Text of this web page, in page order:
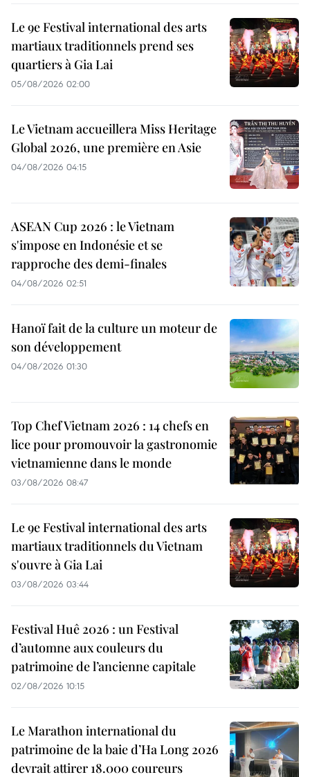
Le 9e Festival international des arts
martiaux traditionnels prend ses
quartiers à Gia Lai
05/08/2026 02:00
Le Vietnam accueillera Miss Heritage
Global 2026, une première en Asie
04/08/2026 04:15
ASEAN Cup 2026 : le Vietnam
s'impose en Indonésie et se
rapproche des demi-finales
04/08/2026 02:51
Hanoï fait de la culture un moteur de
son développement
04/08/2026 01:30
Top Chef Vietnam 2026 : 14 chefs en
lice pour promouvoir la gastronomie
vietnamienne dans le monde
03/08/2026 08:47
Le 9e Festival international des arts
martiaux traditionnels du Vietnam
s'ouvre à Gia Lai
03/08/2026 03:44
Festival Huê 2026 : un Festival
d’automne aux couleurs du
patrimoine de l’ancienne capitale
02/08/2026 10:15
Le Marathon international du
patrimoine de la baie d’Ha Long 2026
devrait attirer 18.000 coureurs